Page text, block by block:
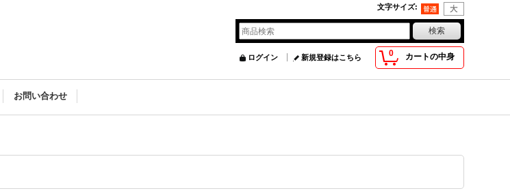
文字サイズ:
0 カートの中身
ログイン 新規登録はこちら
お問い合わせ